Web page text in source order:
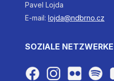
Pavel Lojda
E-mail: lojda@ndbrno.cz
SOZIALE NETZWERKE